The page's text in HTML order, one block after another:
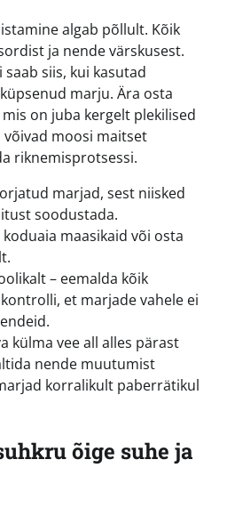
algab põllult. Kõik
ja nende värskusest.
siis, kui kasutad
marju. Ära osta
on juba kergelt plekilised
moosi maitset
riknemisprotsessi.
marjad, sest niisked
soodustada.
maasikaid või osta
– eemalda kõik
et marjade vahele ei
külma vee all alles pärast
nende muutumist
korralikult paberrätikul
õige suhe ja